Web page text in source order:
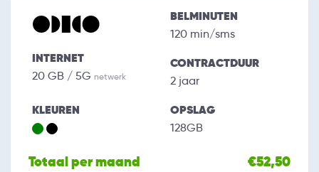
INTERNET
20 GB / 5G netwerk
BELMINUTEN
120 min/sms
CONTRACTDUUR
2 jaar
KLEUREN OPSLAG
128GB
Totaal per maand €52,50